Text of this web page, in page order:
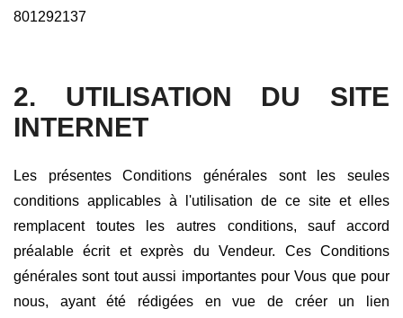
801292137
2. UTILISATION DU SITE
INTERNET
Les présentes Conditions générales sont les seules
conditions applicables à l'utilisation de ce site et elles
remplacent toutes les autres conditions, sauf accord
préalable écrit et exprès du Vendeur. Ces Conditions
générales sont tout aussi importantes pour Vous que pour
nous, ayant été rédigées en vue de créer un lien